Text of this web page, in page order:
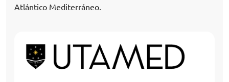
Atlántico Mediterráneo.